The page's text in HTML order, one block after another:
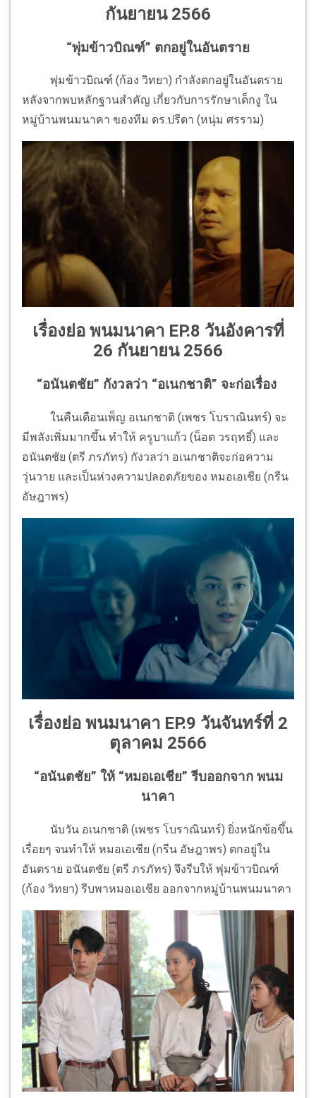
กันยายน 2566
“พุ่มข้าวบิณฑ์” ตกอยู่ในอันตราย
พุ่มข้าวบิณฑ์ (ก้อง วิทยา) กำลังตกอยู่ในอันตราย
หลังจากพบหลักฐานสำคัญ เกี่ยวกับการรักษาเด็กงู ใน
หมู่บ้านพนมนาคา ของทีม ดร.ปรีดา (หนุ่ม ศรราม)
เรื่องย่อ พนมนาคา EP.8 วันอังคารที่
26 กันยายน 2566
“อนันตชัย” กังวลว่า “อเนกชาติ” จะก่อเรื่อง
ในคืนเดือนเพ็ญ อเนกชาติ (เพชร โบราณินทร์) จะ
มีพลังเพิ่มมากขึ้น ทำให้ ครูบาแก้ว (น็อต วรฤทธิ์) และ
อนันตชัย (ตรี ภรภัทร) กังวลว่า อเนกชาติจะก่อความ
วุ่นวาย และเป็นห่วงความปลอดภัยของ หมอเอเชีย (กรีน
อัษฎาพร)
เรื่องย่อ พนมนาคา EP.9 วันจันทร์ที่ 2
ตุลาคม 2566
“อนันตชัย” ให้ “หมอเอเชีย” รีบออกจาก พนม
นาคา
นับวัน อเนกชาติ (เพชร โบราณินทร์) ยิ่งหนักข้อขึ้น
เรื่อยๆ จนทำให้ หมอเอเชีย (กรีน อัษฎาพร) ตกอยู่ใน
อันตราย อนันตชัย (ตรี ภรภัทร) จึงรีบให้ พุ่มข้าวบิณฑ์
(ก้อง วิทยา) รีบพาหมอเอเชีย ออกจากหมู่บ้านพนมนาคา